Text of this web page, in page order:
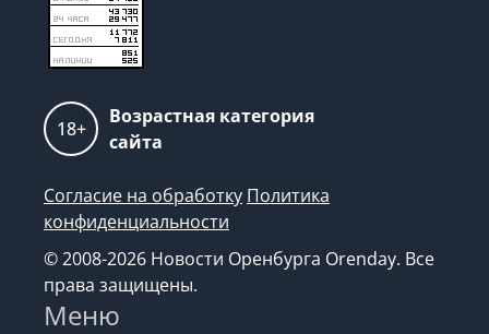
18+
Возрастная категория
сайта
Согласие на обработку Политика
конфиденциальности
© 2008-2026 Новости Оренбурга Orenday. Все
права защищены.
Меню